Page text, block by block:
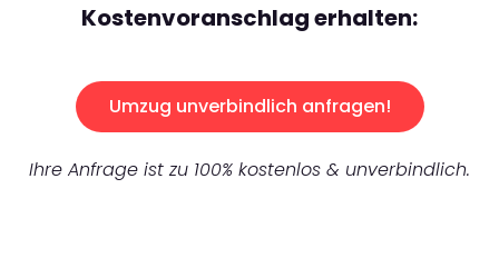
Kostenvoranschlag erhalten:
Umzug unverbindlich anfragen!
Ihre Anfrage ist zu 100% kostenlos & unverbindlich.